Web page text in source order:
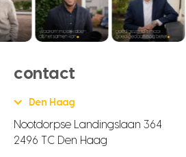
contact
Den Haag
Nootdorpse Landingslaan 364
2496 TC Den Haag